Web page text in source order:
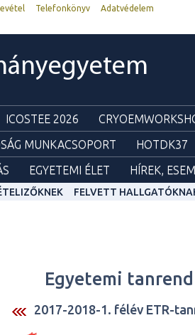
Telefonkönyv
Adatvédelem
ICOSTEE 2026
MUNKACSOPORT HOTDK37
EGYETEMI ÉLET HÍREK,
FELVETT
Egyetemi tanrend
2017-2018-1. félév ETR-